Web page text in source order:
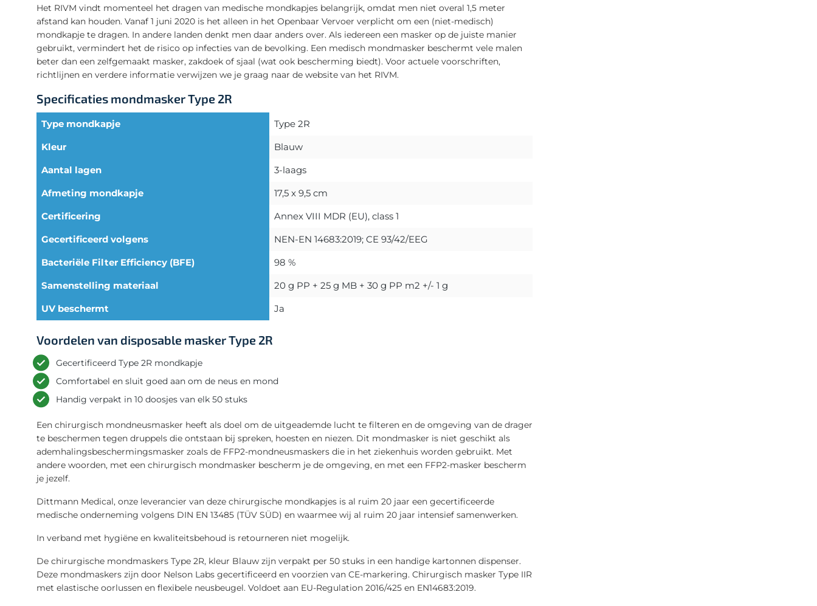
Het RIVM vindt momenteel het dragen van medische mondkapjes belangrijk, omdat men niet overal 1,5 meter
afstand kan houden. Vanaf 1 juni 2020 is het alleen in het Openbaar Vervoer verplicht om een (niet-medisch)
mondkapje te dragen. In andere landen denkt men daar anders over. Als iedereen een masker op de juiste manier
gebruikt, vermindert het de risico op infecties van de bevolking. Een medisch mondmasker beschermt vele malen
beter dan een zelfgemaakt masker, zakdoek of sjaal (wat ook bescherming biedt). Voor actuele voorschriften,
richtlijnen en verdere informatie verwijzen we je graag naar de website van het RIVM.
Specificaties mondmasker Type 2R
Type mondkapje
Type 2R
Kleur
Blauw
Aantal lagen
3-laags
Afmeting mondkapje
17,5 x 9,5 cm
Certificering
Annex VIII MDR (EU), class 1
Gecertificeerd volgens
NEN-EN 14683:2019; CE 93/42/EEG
Bacteriële Filter Efficiency (BFE)
98 %
Samenstelling materiaal
20 g PP + 25 g MB + 30 g PP m2 +/- 1 g
UV beschermt
Ja
Voordelen van disposable masker Type 2R
Gecertificeerd Type 2R mondkapje
Comfortabel en sluit goed aan om de neus en mond
Handig verpakt in 10 doosjes van elk 50 stuks
Een chirurgisch mondneusmasker heeft als doel om de uitgeademde lucht te filteren en de omgeving van de drager
te beschermen tegen druppels die ontstaan bij spreken, hoesten en niezen. Dit mondmasker is niet geschikt als
ademhalingsbeschermingsmasker zoals de FFP2-mondneusmaskers die in het ziekenhuis worden gebruikt. Met
andere woorden, met een chirurgisch mondmasker bescherm je de omgeving, en met een FFP2-masker bescherm
je jezelf.
Dittmann Medical, onze leverancier van deze chirurgische mondkapjes is al ruim 20 jaar een gecertificeerde
medische onderneming volgens DIN EN 13485 (TÜV SÜD) en waarmee wij al ruim 20 jaar intensief samenwerken.
In verband met hygiëne en kwaliteitsbehoud is retourneren niet mogelijk.
De chirurgische mondmaskers Type 2R, kleur Blauw zijn verpakt per 50 stuks in een handige kartonnen dispenser.
Deze mondmaskers zijn door Nelson Labs gecertificeerd en voorzien van CE-markering. Chirurgisch masker Type IIR
met elastische oorlussen en flexibele neusbeugel. Voldoet aan EU-Regulation 2016/425 en EN14683:2019.